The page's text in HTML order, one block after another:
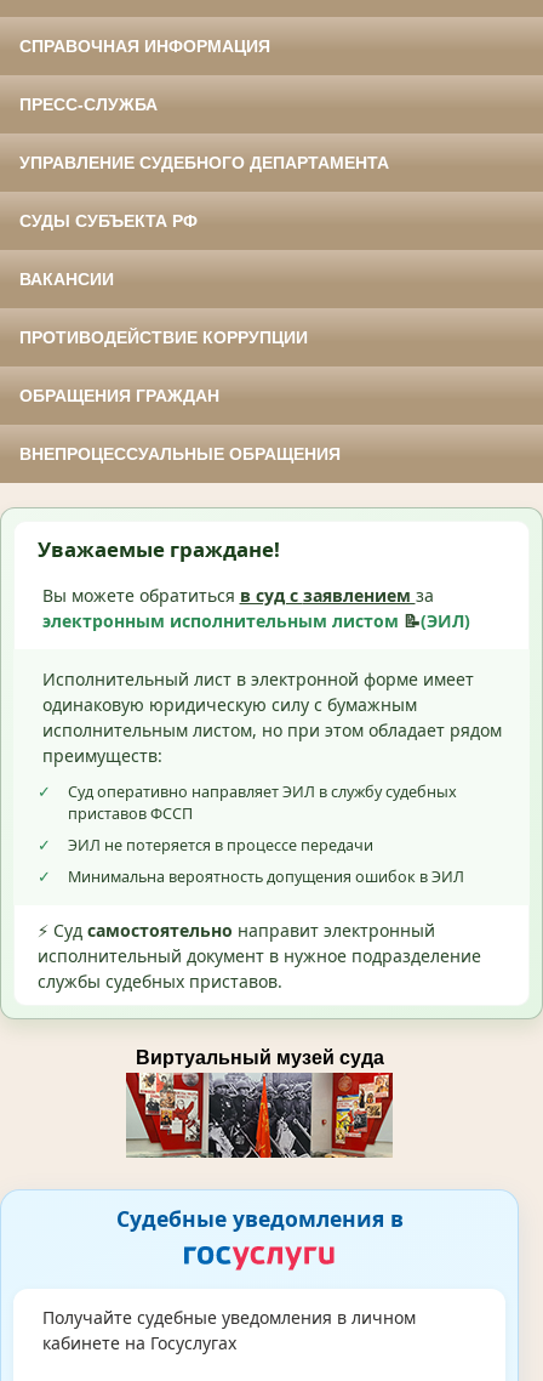
СПРАВОЧНАЯ ИНФОРМАЦИЯ
ПРЕСС-СЛУЖБА
УПРАВЛЕНИЕ СУДЕБНОГО ДЕПАРТАМЕНТА
СУДЫ СУБЪЕКТА РФ
ВАКАНСИИ
ПРОТИВОДЕЙСТВИЕ КОРРУПЦИИ
ОБРАЩЕНИЯ ГРАЖДАН
ВНЕПРОЦЕССУАЛЬНЫЕ ОБРАЩЕНИЯ
Уважаемые граждане!
Вы можете обратиться в суд с заявлением за
электронным исполнительным листом 📝(ЭИЛ)
Исполнительный лист в электронной форме имеет
одинаковую юридическую силу с бумажным
исполнительным листом, но при этом обладает рядом
преимуществ:
✓
Суд оперативно направляет ЭИЛ в службу судебных
приставов ФССП
✓
ЭИЛ не потеряется в процессе передачи
✓
Минимальна вероятность допущения ошибок в ЭИЛ
⚡ Суд самостоятельно направит электронный
исполнительный документ в нужное подразделение
службы судебных приставов.
Виртуальный музей суда
Судебные уведомления в
Получайте судебные уведомления в личном
кабинете на Госуслугах